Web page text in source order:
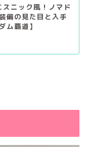
スニック風！ノマド
備の見た目と入手
ム覇道】